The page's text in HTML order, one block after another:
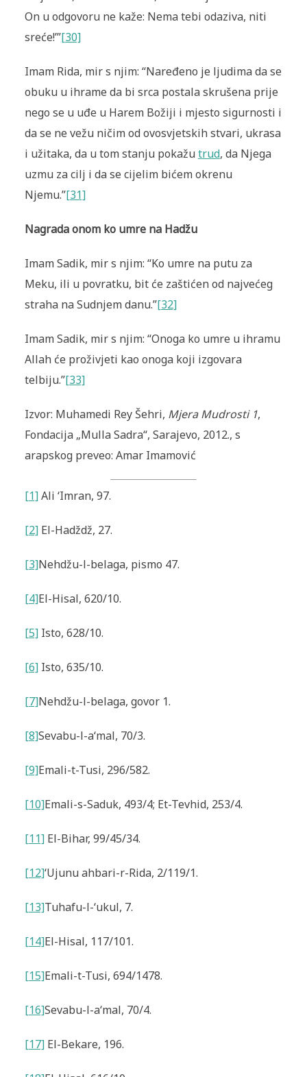
On u odgovoru ne kaže: Nema tebi odaziva, niti
sreće!’”[30]
Imam Rida, mir s njim: “Naređeno je ljudima da se
obuku u ihrame da bi srca postala skrušena prije
nego se u uđe u Harem Božiji i mjesto sigurnosti i
da se ne vežu ničim od ovosvjetskih stvari, ukrasa
i užitaka, da u tom stanju pokažutrud, da Njega
uzmu za cilj i da se cijelim bićem okrenu
Njemu.”[31]
Nagrada onom ko umre na Hadžu
Imam Sadik, mir s njim: “Ko umre na putu za
Meku, ili u povratku, bit će zaštićen od najvećeg
straha na Sudnjem danu.”[32]
Imam Sadik, mir s njim: “Onoga ko umre u ihramu
Allah će proživjeti kao onoga koji izgovara
telbiju.”[33]
Izvor: Muhamedi Rey Šehri, Mjera Mudrosti 1,
Fondacija „Mulla Sadra“, Sarajevo, 2012., s
arapskog preveo: Amar Imamović
[1]Ali ‘Imran, 97.
[2]El-Hadždž, 27.
[3]Nehdžu-l-belaga, pismo 47.
[4]El-Hisal, 620/10.
[5]Isto, 628/10.
[6]Isto, 635/10.
[7]Nehdžu-l-belaga, govor 1.
[8]Sevabu-l-a‘mal, 70/3.
[9]Emali-t-Tusi, 296/582.
[10]Emali-s-Saduk, 493/4; Et-Tevhid, 253/4.
[11]El-Bihar, 99/45/34.
[12]‘Ujunu ahbari-r-Rida, 2/119/1.
[13]Tuhafu-l-‘ukul, 7.
[14]El-Hisal, 117/101.
[15]Emali-t-Tusi, 694/1478.
[16]Sevabu-l-a‘mal, 70/4.
[17]El-Bekare, 196.